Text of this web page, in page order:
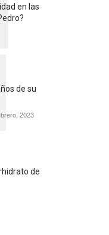
en las
de su
2023
de